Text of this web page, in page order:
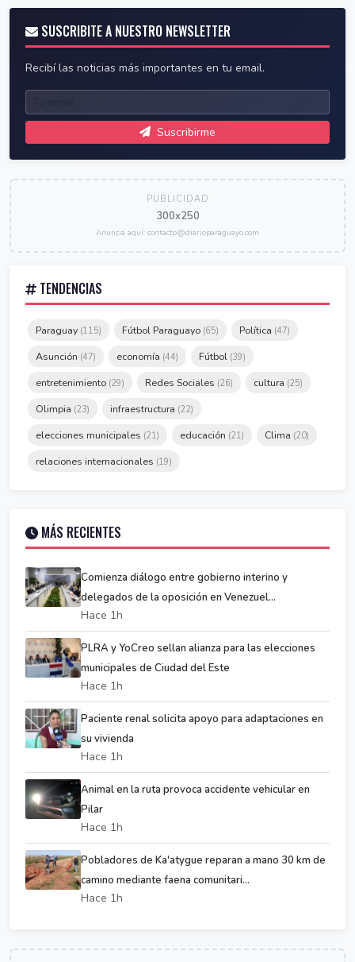
SUSCRIBITE A NUESTRO NEWSLETTER
Recibí las noticias más importantes en tu email.
Suscribirme
PUBLICIDAD
300x250
Anunciá aquí: contacto@diarioparaguayo.com
TENDENCIAS
Paraguay (115) Fútbol Paraguayo (65) Política (47)
Asunción (47) economía (44) Fútbol (39)
entretenimiento (29) Redes Sociales (26) cultura (25)
Olimpia (23) infraestructura (22)
elecciones municipales (21) educación (21) Clima (20)
relaciones internacionales (19)
MÁS RECIENTES
Comienza diálogo entre gobierno interino y
delegados de la oposición en Venezuel...
Hace 1h
PLRA y YoCreo sellan alianza para las elecciones
municipales de Ciudad del Este
Hace 1h
Paciente renal solicita apoyo para adaptaciones en
su vivienda
Hace 1h
Animal en la ruta provoca accidente vehicular en
Pilar
Hace 1h
Pobladores de Ka'atygue reparan a mano 30 km de
camino mediante faena comunitari...
Hace 1h